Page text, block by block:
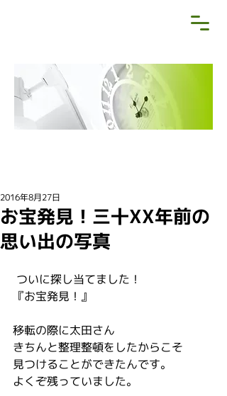
お宝発見！三十XX年前の
思い出の写真
2016年8月27日
ついに探し当てました！
『お宝発見！』
移転の際に太田さん
きちんと整理整頓をしたからこそ
見つけることができたんです。
よくぞ残っていました。